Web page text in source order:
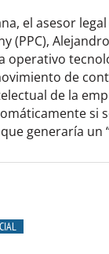
el asesor
(PPC),
operativo
de
de la
si
generaría un